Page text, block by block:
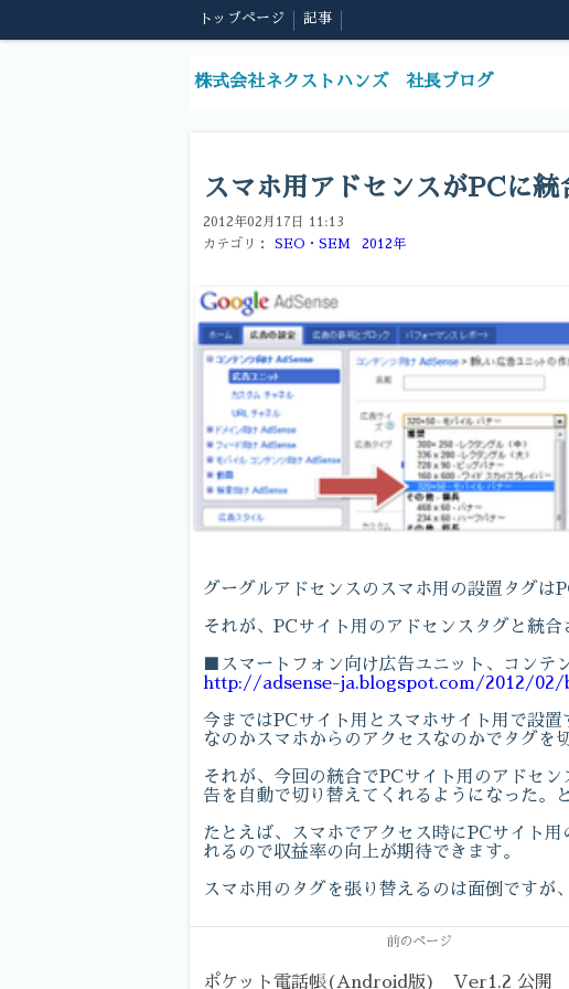
トップページ 記事
株式会社ネクストハンズ 社長ブログ
スマホ用アドセンスがPCに統
2012年02月17日 11:13
カテゴリ：
SEO・SEM 2012年
グーグルアドセンスのスマホ用の設置タグは
それが、PCサイト用のアドセンスタグと統合
■スマートフォン向け広告ユニット、コンテ
http://adsense-ja.blogspot.com/2012/02/
今まではPCサイト用とスマホサイト用で設
なのかスマホからのアクセスなのかでタグを
それが、今回の統合でPCサイト用のアドセ
告を自動で切り替えてくれるようになった。
たとえば、スマホでアクセス時にPCサイト
れるので収益率の向上が期待できます。
スマホ用のタグを張り替えるのは面倒ですが
前のページ
ポケット電話帳(Android版) Ver1.2 公開